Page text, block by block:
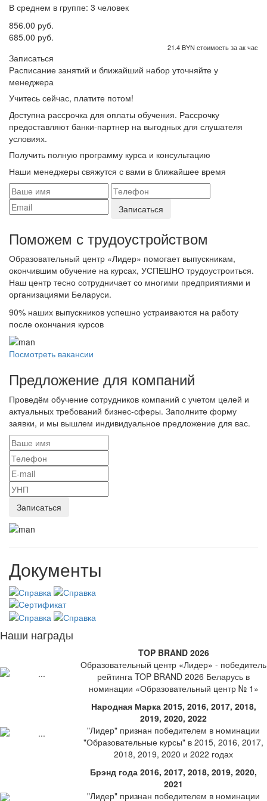
В среднем в группе: 3 человек
856.00 руб.
685.00 руб.
21.4 BYN стоимость за ак час
Записаться
Расписание занятий и ближайший набор уточняйте у
менеджера
Учитесь сейчас, платите потом!
Доступна рассрочка для оплаты обучения. Рассрочку
предоставляют банки-партнер на выгодных для слушателя
условиях.
Получить полную программу курса и консультацию
Наши менеджеры свяжутся с вами в ближайшее время
Поможем с трудоустройcтвом
Образовательный центр «Лидер» помогает выпускникам,
окончившим обучение на курсах, УСПЕШНО трудоустроиться.
Наш центр тесно сотрудничает со многими предприятиями и
организациями Беларуси.
90% наших выпускников успешно устраиваются на работу
после окончания курсов
Посмотреть вакансии
Предложение для компаний
Проведём обучение сотрудников компаний с учетом целей и
актуальных требований бизнес-сферы. Заполните форму
заявки, и мы вышлем индивидуальное предложение для вас.
Документы
Наши награды
TOP BRAND 2026
Образовательный центр «Лидер» - победитель
рейтинга TOP BRAND 2026 Беларусь в
номинации «Образовательный центр № 1»
Народная Марка 2015, 2016, 2017, 2018,
2019, 2020, 2022
"Лидер" признан победителем в номинации
"Образовательные курсы" в 2015, 2016, 2017,
2018, 2019, 2020 и 2022 годах
Брэнд года 2016, 2017, 2018, 2019, 2020,
2021
"Лидер" признан победителем в номинации